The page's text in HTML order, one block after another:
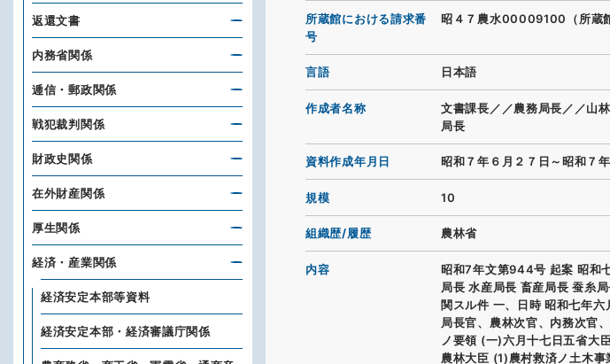
所蔵館における請求番
号
昭４７農水00009100（所蔵
言語 日本語
作成者名称
文書課長／／農務局長／／山
局長
資料作成年月日 昭和７年６月２７日～昭和７
規模 10
組織歴/履歴 農林省
内容
昭和7年文第944号 起案 昭和
局長 水産局長 畜産局長 蚕糸
関スル件 一、日時 昭和七年
局長官、農林次官、内務次官
ノ要領 (一)六月十七日五省大
農林大臣 (1)農村救済ノ土木
返還文書
内務省関係
逓信・郵政関係
戦犯裁判関係
財政史関係
在外財産関係
厚生関係
経済・産業関係
経済安定本部等資料
経済安定本部・経済審議庁関係